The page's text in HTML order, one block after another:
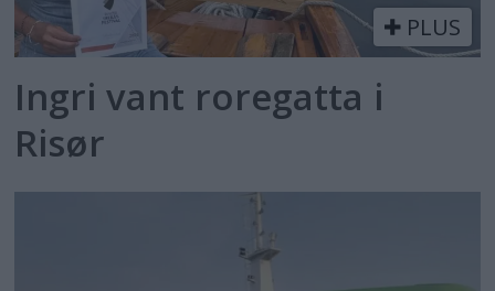
PLUS
Ingri vant roregatta i
Risør